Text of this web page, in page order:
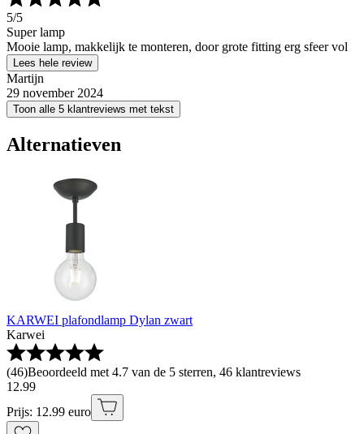
5/5
Super lamp
Mooie lamp, makkelijk te monteren, door grote fitting erg sfeer vol
Lees hele review
Martijn
29 november 2024
Toon alle 5 klantreviews met tekst
Alternatieven
KARWEI plafondlamp Dylan zwart
Karwei
(46)Beoordeeld met 4.7 van de 5 sterren, 46 klantreviews
12.99
Prijs: 12.99 euro